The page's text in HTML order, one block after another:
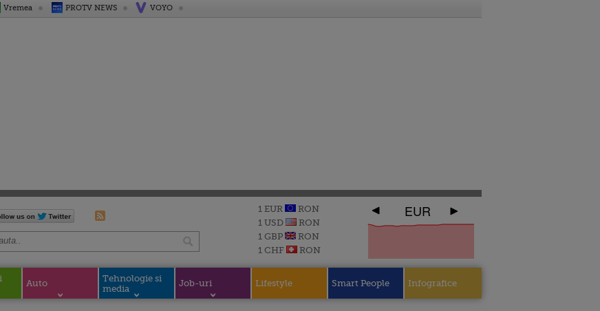
Vremea PROTV NEWS VOYO
1 EUR
RON
1 USD
RON
1 GBP
RON
1 CHF
RON
EUR
Auto
Tehnologie si
media
Job-uri Lifestyle Smart People Infografice